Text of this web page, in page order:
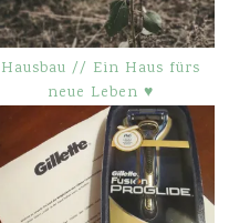
Hausbau // Ein Haus fürs
neue Leben ♥